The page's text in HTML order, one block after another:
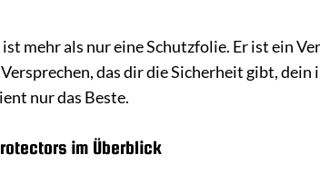
mehr als nur eine Schutzfolie. Er ist ein
Versprechen, das dir die Sicherheit gibt,
nur das Beste.
im Überblick